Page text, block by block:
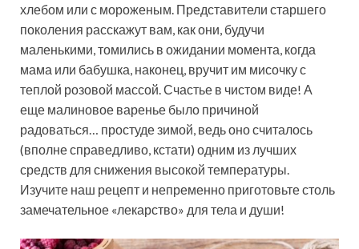
хлебом или с мороженым. Представители старшего
поколения расскажут вам, как они, будучи
маленькими, томились в ожидании момента, когда
мама или бабушка, наконец, вручит им мисочку с
теплой розовой массой. Счастье в чистом виде! А
еще малиновое варенье было причиной
радоваться… простуде зимой, ведь оно считалось
(вполне справедливо, кстати) одним из лучших
средств для снижения высокой температуры.
Изучите наш рецепт и непременно приготовьте столь
замечательное «лекарство» для тела и души!